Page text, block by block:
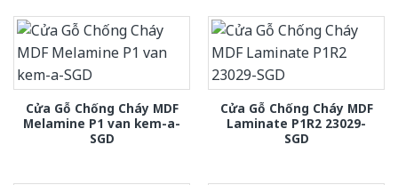
Cửa Gỗ Chống Cháy MDF
Melamine P1 van kem-a-
SGD
Cửa Gỗ Chống Cháy MDF
Laminate P1R2 23029-
SGD